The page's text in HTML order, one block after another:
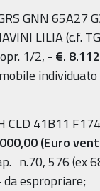
GNN 65A27
LILIA (c.f.
1/2, - €.
individuato
CLD 41B11
(Euro
n.70, 576 (ex
da espropriare;